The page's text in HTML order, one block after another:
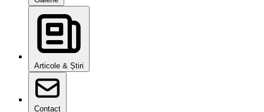
Articole & Știri
Contact